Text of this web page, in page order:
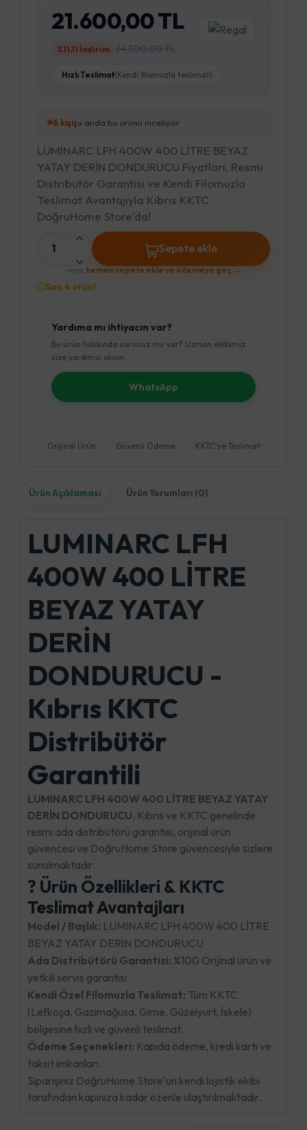
21.600,00 TL
%11,11 İndirim 24.300,00 TL
Hızlı Teslimat(Kendi filomuzla teslimat)
6 kişişu anda bu ürünü inceliyor
LUMINARC LFH 400W 400 LİTRE BEYAZ
YATAY DERİN DONDURUCU Fiyatları, Resmi
Distribütör Garantisi ve Kendi Filomuzla
Teslimat Avantajıyla Kıbrıs KKTC
DoğruHome Store'da!
1 Sepete ekle
veya hemen sepete ekle ve ödemeye geç →
Son 4 ürün!
Yardıma mı ihtiyacın var?
Bu ürün hakkında sorunuz mu var? Uzman ekibimiz
size yardımcı olsun.
WhatsApp
Orijinal Ürün Güvenli Ödeme KKTC'ye Teslimat
Ürün Açıklaması Ürün Yorumları (0)
LUMINARC LFH
400W 400 LİTRE
BEYAZ YATAY
DERİN
DONDURUCU -
Kıbrıs KKTC
Distribütör
Garantili
LUMINARC LFH 400W 400 LİTRE BEYAZ YATAY
DERİN DONDURUCU, Kıbrıs ve KKTC genelinde
resmi ada distribütörü garantisi, orijinal ürün
güvencesi ve DoğruHome Store güvencesiyle sizlere
sunulmaktadır.
? Ürün Özellikleri & KKTC
Teslimat Avantajları
Model / Başlık: LUMINARC LFH 400W 400 LİTRE
BEYAZ YATAY DERİN DONDURUCU
Ada Distribütörü Garantisi: %100 Orijinal ürün ve
yetkili servis garantisi.
Kendi Özel Filomuzla Teslimat: Tüm KKTC
(Lefkoşa, Gazimağusa, Girne, Güzelyurt, İskele)
bölgesine hızlı ve güvenli teslimat.
Ödeme Seçenekleri: Kapıda ödeme, kredi kartı ve
taksit imkanları.
Siparişiniz DoğruHome Store'un kendi lojistik ekibi
tarafından kapınıza kadar özenle ulaştırılmaktadır.